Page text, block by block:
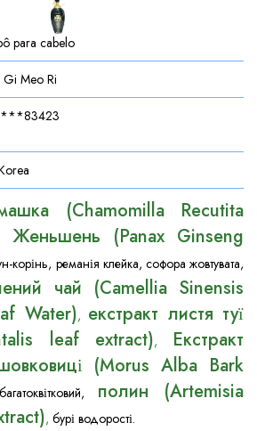
para cabelo
Meo Ri
(Chamomilla Recutita
Женьшень (Panax Ginseng
корінь, реманія клейка, софора жовтувата,
чай (Camellia Sinensis
Water), екстракт листя туї
leaf extract), Екстракт
(Morus Alba Bark
, полин (Artemisia
, бурі водорості.